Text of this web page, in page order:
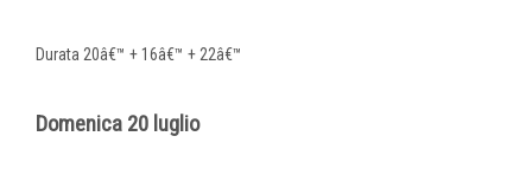
Durata 20â€™ + 16â€™ + 22â€™
Domenica 20 luglio